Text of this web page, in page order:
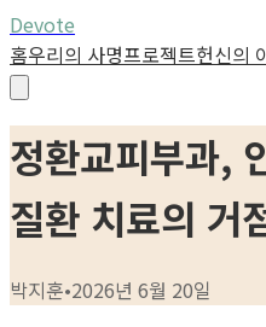
Devote
홈우리의 사명프로젝트헌신의
정환교피부과,
질환 치료의 거
박지훈•2026년 6월 20일